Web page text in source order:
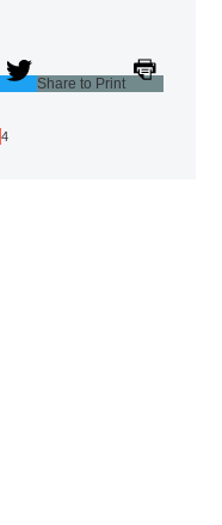
Share to Print
4